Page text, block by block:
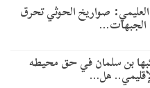
صواريخ الحوثي تحرق
الجبهات…
بن سلمان في حق محيطه
هل…